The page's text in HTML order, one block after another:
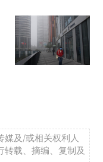
媒及/或相关权利人
转载、摘编、复制及